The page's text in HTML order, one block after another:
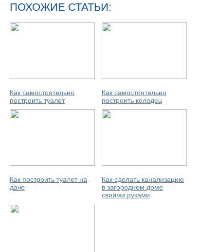
ПОХОЖИЕ СТАТЬИ:
Как самостоятельно
построить туалет
Как самостоятельно
построить колодец
Как построить туалет на
даче
Как сделать канализацию
в загородном доме
своими руками